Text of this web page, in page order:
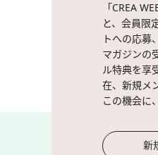
「CREA
と、会員限
トへの応募
マガジンの
ル特典を享
在、新規メ
この機会に
新